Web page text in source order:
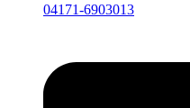
04171-6903013